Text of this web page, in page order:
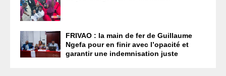
FRIVAO : la main de fer de Guillaume
Ngefa pour en finir avec l’opacité et
garantir une indemnisation juste